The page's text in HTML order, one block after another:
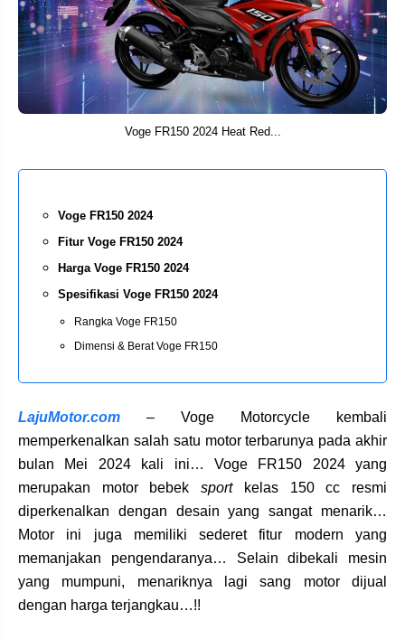
Voge FR150 2024 Heat Red...
Voge FR150 2024
Fitur Voge FR150 2024
Harga Voge FR150 2024
Spesifikasi Voge FR150 2024
Rangka Voge FR150
Dimensi & Berat Voge FR150
LajuMotor.com – Voge Motorcycle kembali
memperkenalkan salah satu motor terbarunya pada akhir
bulan Mei 2024 kali ini… Voge FR150 2024 yang
merupakan motor bebeksportkelas 150 cc resmi
diperkenalkan dengan desain yang sangat menarik…
Motor ini juga memiliki sederet fitur modern yang
memanjakan pengendaranya… Selain dibekali mesin
yang mumpuni, menariknya lagi sang motor dijual
dengan harga terjangkau…!!